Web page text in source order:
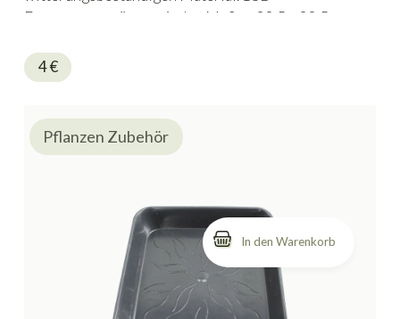
Fassungsvermögen mit den Maßen 30,5 x 30,5 x
4€
Pflanzen Zubehör